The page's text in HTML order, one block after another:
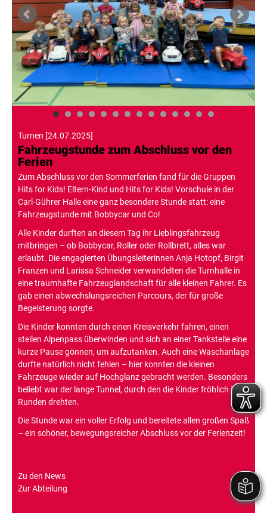
Turnen [24.07.2025]
Fahrzeugstunde zum Abschluss vor den
Ferien
Zum Abschluss vor den Sommerferien fand für die Gruppen
Hits for Kids! Eltern-Kind und Hits for Kids! Vorschule in der
Carl-Gührer Halle eine ganz besondere Stunde statt: eine
Fahrzeugstunde mit Bobbycar und Co!
Alle Kinder durften an diesem Tag ihr Lieblingsfahrzeug
mitbringen – ob Bobbycar, Roller oder Rollbrett, alles war
erlaubt. Die engagierten Übungsleiterinnen Anja Hotopf, Birgit
Franzen und Larissa Schneider verwandelten die Turnhalle in
eine traumhafte Fahrzeuglandschaft für alle kleinen Fahrer. Es
gab einen abwechslungsreichen Parcours, der für große
Begeisterung sorgte.
Die Kinder konnten durch einen Kreisverkehr fahren, einen
steilen Alpenpass überwinden und sich an einer Tankstelle eine
kurze Pause gönnen, um aufzutanken. Auch eine Waschanlage
durfte natürlich nicht fehlen – hier konnten die kleinen
Fahrzeuge wieder auf Hochglanz gebracht werden. Besonders
beliebt war der lange Tunnel, durch den die Kinder fröhlich ihre
Runden drehten.
Die Stunde war ein voller Erfolg und bereitete allen großen Spaß
– ein schöner, bewegungsreicher Abschluss vor der Ferienzeit!
Zu den News
Zur Abteilung